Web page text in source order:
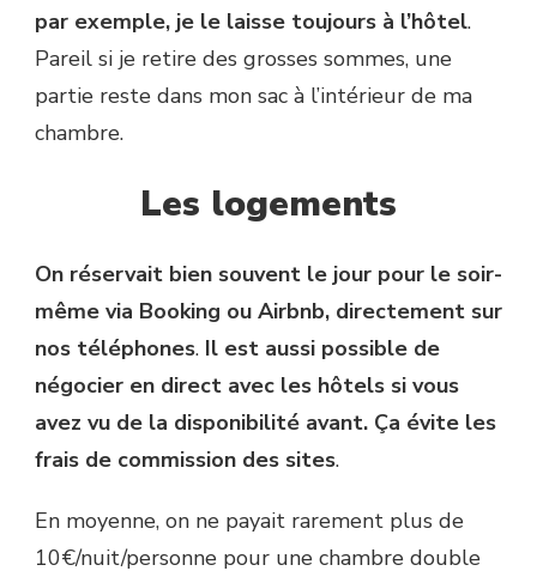
par exemple, je le laisse toujours à l’hôtel.
Pareil si je retire des grosses sommes, une
partie reste dans mon sac à l’intérieur de ma
chambre.
Les logements
On réservait bien souvent le jour pour le soir-
même via Booking ou Airbnb, directement sur
nos téléphones. Il est aussi possible de
négocier en direct avec les hôtels si vous
avez vu de la disponibilité avant. Ça évite les
frais de commission des sites.
En moyenne, on ne payait rarement plus de
10€/nuit/personne pour une chambre double